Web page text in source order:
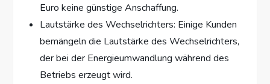
Euro keine günstige Anschaffung.
Lautstärke des Wechselrichters: Einige Kunden
bemängeln die Lautstärke des Wechselrichters,
der bei der Energieumwandlung während des
Betriebs erzeugt wird.